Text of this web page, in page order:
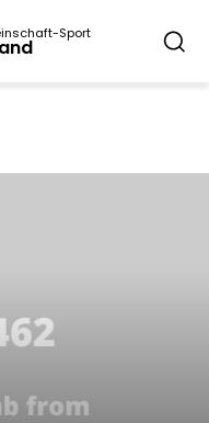
Sport